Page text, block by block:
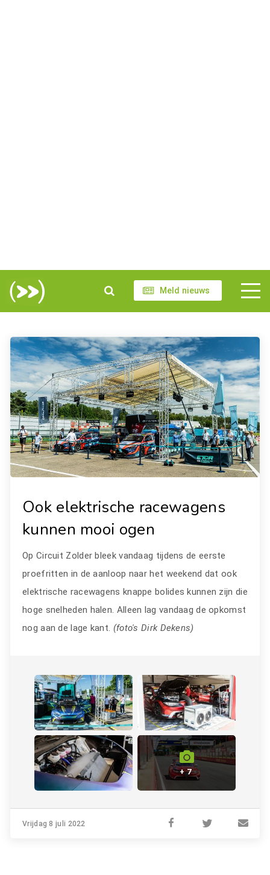
Meld nieuws
Ook elektrische racewagens
kunnen mooi ogen
Op Circuit Zolder bleek vandaag tijdens de eerste
proefritten in de aanloop naar het weekend dat ook
elektrische racewagens knappe bolides kunnen zijn die
hoge snelheden halen. Alleen lag vandaag de opkomst
nog aan de lage kant. (foto's Dirk Dekens)
+ 7
Vrijdag 8 juli 2022